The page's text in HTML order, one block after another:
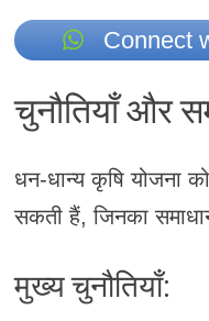
Connect
चुनौतियाँ और
धन-धान्य कृषि योजना
सकती हैं, जिनका
मुख्य चुनौतियाँ: